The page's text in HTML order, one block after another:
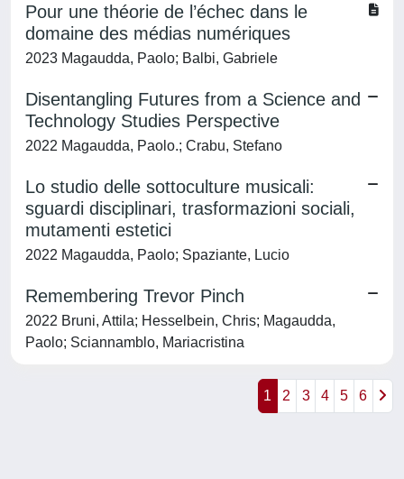
Pour une théorie de l’échec dans le
domaine des médias numériques
2023 Magaudda, Paolo; Balbi, Gabriele
Disentangling Futures from a Science and
Technology Studies Perspective
2022 Magaudda, Paolo.; Crabu, Stefano
Lo studio delle sottoculture musicali:
sguardi disciplinari, trasformazioni sociali,
mutamenti estetici
2022 Magaudda, Paolo; Spaziante, Lucio
Remembering Trevor Pinch
2022 Bruni, Attila; Hesselbein, Chris; Magaudda,
Paolo; Sciannamblo, Mariacristina
1 2 3 4 5 6